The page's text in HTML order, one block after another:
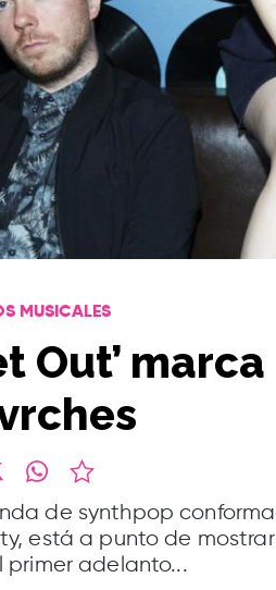
MUSICALES
Out’
de synthpop
está a punto de
primer adelanto...